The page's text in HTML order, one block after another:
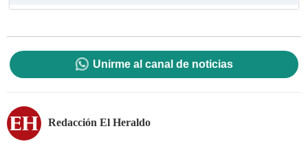
Unirme al canal de noticias
Redacción El Heraldo